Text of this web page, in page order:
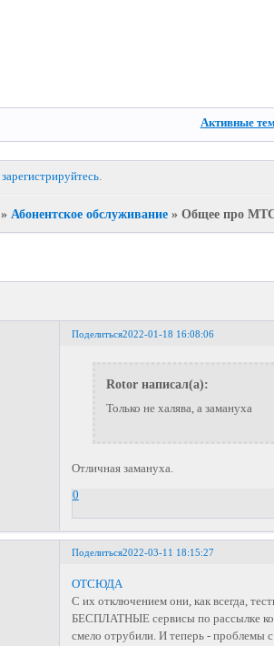
Активные
зарегистрируйтесь.
» Абонентское обслуживание » Общее про
Поделиться2022-01-18 16:08:06
Rotor написал(а):
Только не халява, а замануха
Отличная замануха.
0
Поделиться2022-03-11 18:15:27
ОТСЮДА
С их отключением они, как всегда,
БЕСПЛАТНЫЕ сервисы по рассылке
смело отрубили. И теперь - проблемы